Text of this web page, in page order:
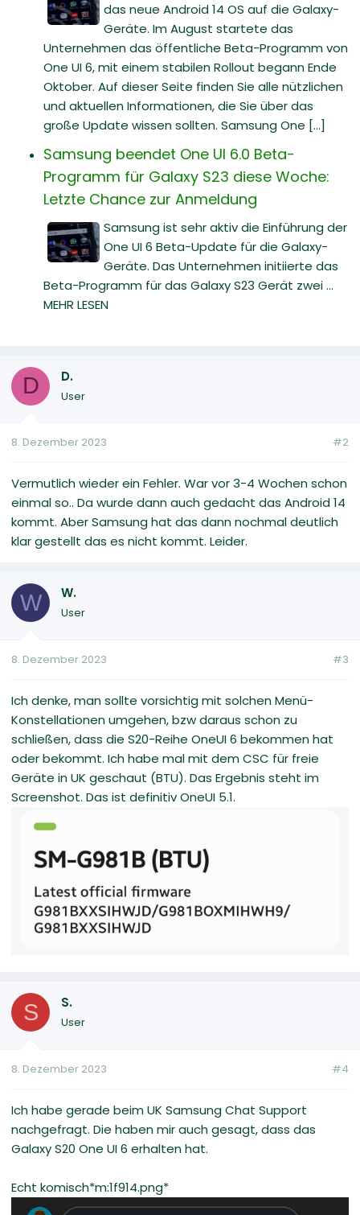
das neue Android 14 OS auf die Galaxy-
Geräte. Im August startete das
Unternehmen das öffentliche Beta-Programm von
One UI 6, mit einem stabilen Rollout begann Ende
Oktober. Auf dieser Seite finden Sie alle nützlichen
und aktuellen Informationen, die Sie über das
große Update wissen sollten. Samsung One [...]
Samsung beendet One UI 6.0 Beta-
Programm für Galaxy S23 diese Woche:
Letzte Chance zur Anmeldung
Samsung ist sehr aktiv die Einführung der
One UI 6 Beta-Update für die Galaxy-
Geräte. Das Unternehmen initiierte das
Beta-Programm für das Galaxy S23 Gerät zwei ...
MEHR LESEN
D D.
User
8. Dezember 2023 #2
Vermutlich wieder ein Fehler. War vor 3-4 Wochen schon
einmal so.. Da wurde dann auch gedacht das Android 14
kommt. Aber Samsung hat das dann nochmal deutlich
klar gestellt das es nicht kommt. Leider.
W W.
User
8. Dezember 2023 #3
Ich denke, man sollte vorsichtig mit solchen Menü-
Konstellationen umgehen, bzw daraus schon zu
schließen, dass die S20-Reihe OneUI 6 bekommen hat
oder bekommt. Ich habe mal mit dem CSC für freie
Geräte in UK geschaut (BTU). Das Ergebnis steht im
Screenshot. Das ist definitiv OneUI 5.1.
S S.
User
8. Dezember 2023 #4
Ich habe gerade beim UK Samsung Chat Support
nachgefragt. Die haben mir auch gesagt, dass das
Galaxy S20 One UI 6 erhalten hat.
Echt komisch*m:1f914.png*